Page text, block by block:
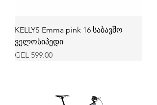
KELLYS Emma pink 16 საბავშო
ველოსიპედი
Price
GEL 599.00